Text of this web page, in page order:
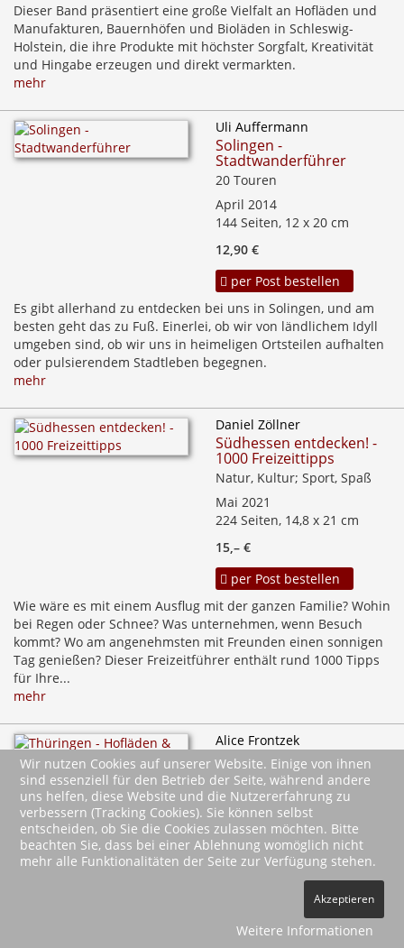
Dieser Band präsentiert eine große Vielfalt an Hofläden und
Manufakturen, Bauernhöfen und Bioläden in Schleswig-
Holstein, die ihre Produkte mit höchster Sorgfalt, Kreativität
und Hingabe erzeugen und direkt vermarkten.
mehr
Uli Auffermann
Solingen -
Stadtwanderführer
20 Touren
April 2014
144 Seiten, 12 x 20 cm
12,90 €
per Post bestellen
Es gibt allerhand zu entdecken bei uns in Solingen, und am
besten geht das zu Fuß. Einerlei, ob wir von ländlichem Idyll
umgeben sind, ob wir uns in heimeligen Ortsteilen aufhalten
oder pulsierendem Stadtleben begegnen.
mehr
Daniel Zöllner
Südhessen entdecken! -
1000 Freizeittipps
Natur, Kultur; Sport, Spaß
Mai 2021
224 Seiten, 14,8 x 21 cm
15,– €
per Post bestellen
Wie wäre es mit einem Ausflug mit der ganzen Familie? Wohin
bei Regen oder Schnee? Was unternehmen, wenn Besuch
kommt? Wo am angenehmsten mit Freunden einen sonnigen
Tag genießen? Dieser Freizeitführer enthält rund 1000 Tipps
für Ihre...
mehr
Alice Frontzek
Thüringen - Hofläden &
Manufakturen
Heimat erleben und
genießen!
März 2026
128 Abb., 14,8 x 21 cm
per Post bestellen
Kaufen Sie gerne direkt beim Erzeuger und legen Wert auf
Wir nutzen Cookies auf unserer Website. Einige von ihnen
sind essenziell für den Betrieb der Seite, während andere
uns helfen, diese Website und die Nutzererfahrung zu
verbessern (Tracking Cookies). Sie können selbst
entscheiden, ob Sie die Cookies zulassen möchten. Bitte
beachten Sie, dass bei einer Ablehnung womöglich nicht
mehr alle Funktionalitäten der Seite zur Verfügung stehen.
Akzeptieren
Weitere Informationen